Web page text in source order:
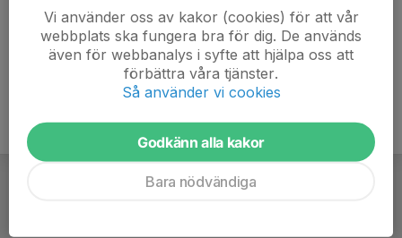
Vi använder oss av kakor (cookies) för att vår
webbplats ska fungera bra för dig. De används
även för webbanalys i syfte att hjälpa oss att
förbättra våra tjänster.
Så använder vi cookies
Godkänn alla kakor
Bara nödvändiga